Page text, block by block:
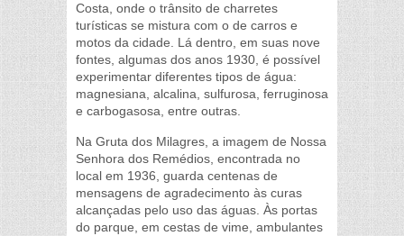
Costa, onde o trânsito de charretes
turísticas se mistura com o de carros e
motos da cidade. Lá dentro, em suas nove
fontes, algumas dos anos 1930, é possível
experimentar diferentes tipos de água:
magnesiana, alcalina, sulfurosa, ferruginosa
e carbogasosa, entre outras.
Na Gruta dos Milagres, a imagem de Nossa
Senhora dos Remédios, encontrada no
local em 1936, guarda centenas de
mensagens de agradecimento às curas
alcançadas pelo uso das águas. Às portas
do parque, em cestas de vime, ambulantes